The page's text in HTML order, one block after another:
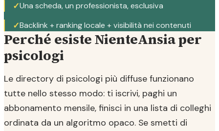
✓Una scheda, un professionista, esclusiva
✓Backlink + ranking locale + visibilità nei contenuti
Perché esiste NienteAnsia per
psicologi
Le directory di psicologi più diffuse funzionano
tutte nello stesso modo: ti iscrivi, paghi un
abbonamento mensile, finisci in una lista di colleghi
ordinata da un algoritmo opaco. Se smetti di